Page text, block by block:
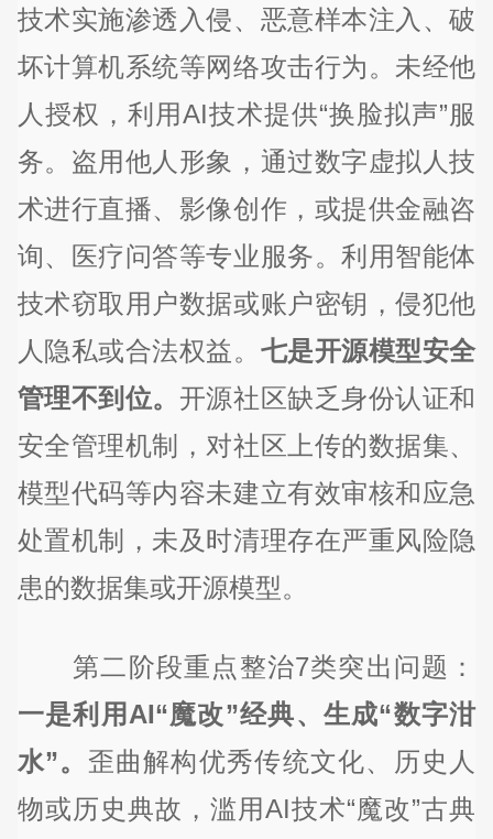
技术实施渗透入侵、恶意样本注入、破
坏计算机系统等网络攻击行为。未经他
人授权，利用AI技术提供“换脸拟声”服
务。盗用他人形象，通过数字虚拟人技
术进行直播、影像创作，或提供金融咨
询、医疗问答等专业服务。利用智能体
技术窃取用户数据或账户密钥，侵犯他
人隐私或合法权益。 七是开源模型安全
管理不到位。 开源社区缺乏身份认证和
安全管理机制，对社区上传的数据集、
模型代码等内容未建立有效审核和应急
处置机制，未及时清理存在严重风险隐
患的数据集或开源模型。
第二阶段重点整治7类突出问题：
一是利用AI“魔改”经典、生成“数字泔
水”。 歪曲解构优秀传统文化、历史人
物或历史典故，滥用AI技术“魔改”古典